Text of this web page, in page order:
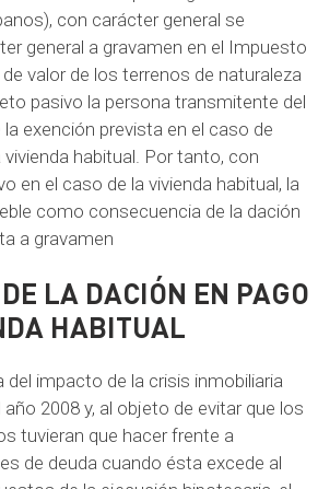
con carácter general se
general a gravamen en el Impuesto
valor de los terrenos de naturaleza
pasivo la persona transmitente del
exención prevista en el caso de
habitual. Por tanto, con
en el caso de la vivienda habitual, la
como consecuencia de la dación
a gravamen
LA DACIÓN EN PAGO
HABITUAL
impacto de la crisis inmobiliaria
2008 y, al objeto de evitar que los
tuvieran que hacer frente a
de deuda cuando ésta excede al